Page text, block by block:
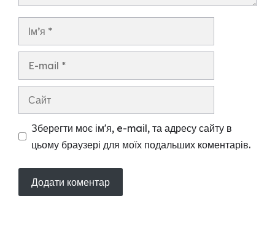
Зберегти моє ім'я, e-mail, та адресу сайту в
цьому браузері для моїх подальших коментарів.